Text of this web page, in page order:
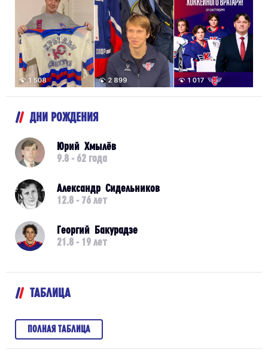
ДНИ РОЖДЕНИЯ
Юрий Хмылёв
9.8 - 62 года
Александр Сидельников
12.8 - 76 лет
Георгий Бакурадзе
21.8 - 19 лет
ТАБЛИЦА
ПОЛНАЯ ТАБЛИЦА